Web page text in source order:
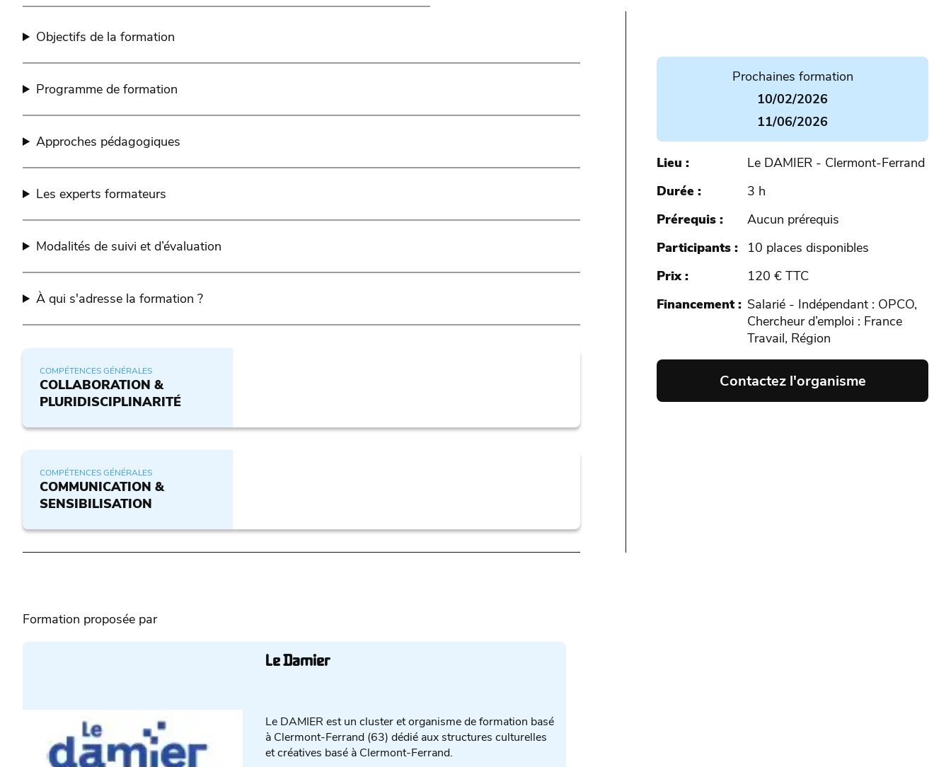
Prochaines formation
10/02/2026
11/06/2026
Lieu
Le DAMIER - Clermont-Ferrand
Durée
3 h
Prérequis
Aucun prérequis
Participants
10 places disponibles
Prix
120 € TTC
Financement
Salarié - Indépendant : OPCO,
Chercheur d’emploi : France
Travail, Région
Contactez l'organisme
Objectifs de la formation
Programme de formation
Approches pédagogiques
Les experts formateurs
Modalités de suivi et d’évaluation
À qui s'adresse la formation ?
COMPÉTENCES GÉNÉRALES
COLLABORATION &
PLURIDISCIPLINARITÉ
COMPÉTENCES GÉNÉRALES
COMMUNICATION &
SENSIBILISATION
Formation proposée par
Le Damier
Le DAMIER est un cluster et organisme de formation basé
à Clermont-Ferrand (63) dédié aux structures culturelles
et créatives basé à Clermont-Ferrand.